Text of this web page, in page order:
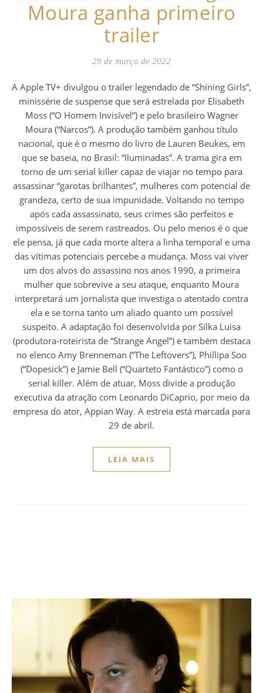
Moura ganha primeiro
trailer
29 de março de 2022
A Apple TV+ divulgou o trailer legendado de “Shining Girls”,
minissérie de suspense que será estrelada por Elisabeth
Moss (“O Homem Invisível”) e pelo brasileiro Wagner
Moura (“Narcos”). A produção também ganhou título
nacional, que é o mesmo do livro de Lauren Beukes, em
que se baseia, no Brasil: “Iluminadas”. A trama gira em
torno de um serial killer capaz de viajar no tempo para
assassinar “garotas brilhantes”, mulheres com potencial de
grandeza, certo de sua impunidade. Voltando no tempo
após cada assassinato, seus crimes são perfeitos e
impossíveis de serem rastreados. Ou pelo menos é o que
ele pensa, já que cada morte altera a linha temporal e uma
das vítimas potenciais percebe a mudança. Moss vai viver
um dos alvos do assassino nos anos 1990, a primeira
mulher que sobrevive a seu ataque, enquanto Moura
interpretará um jornalista que investiga o atentado contra
ela e se torna tanto um aliado quanto um possível
suspeito. A adaptação foi desenvolvida por Silka Luisa
(produtora-roteirista de “Strange Angel”) e também destaca
no elenco Amy Brenneman (“The Leftovers”), Phillipa Soo
(“Dopesick”) e Jamie Bell (“Quarteto Fantástico”) como o
serial killer. Além de atuar, Moss divide a produção
executiva da atração com Leonardo DiCaprio, por meio da
empresa do ator, Appian Way. A estreia está marcada para
29 de abril.
LEIA MAIS